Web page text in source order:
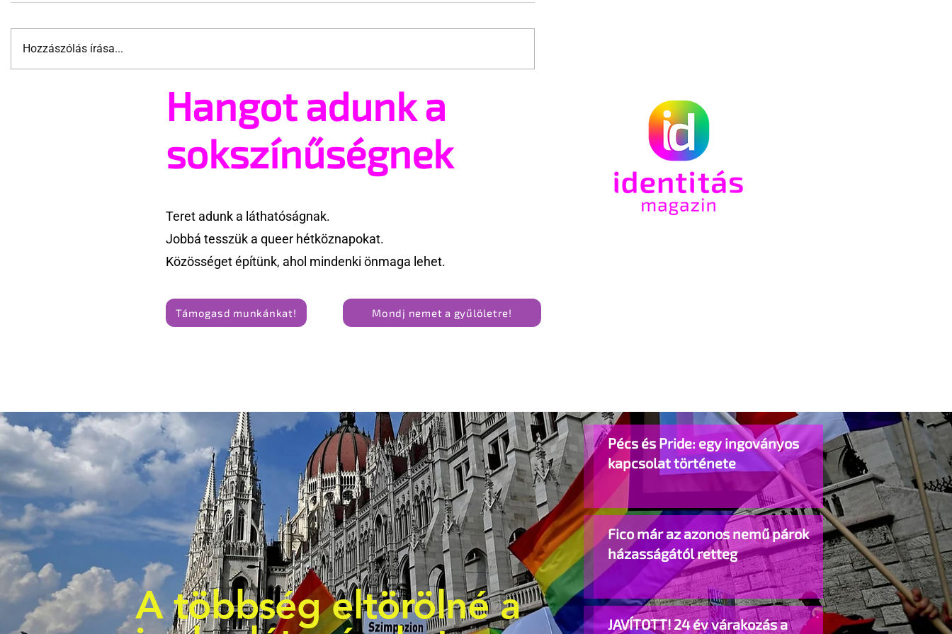
A HIV-fertőzést is bevállalná,
Sötétszobákat
megszégyenítő kihívás hódit
a TikTokon
Hozzászólás írása...
Hangot adunk a
sokszínűségnek
Teret adunk a láthatóságnak.
Jobbá tesszük a queer hétköznapokat.
Közösséget építünk, ahol mindenki önmaga lehet.
Támogasd munkánkat! Mondj nemet a gyűlöletre!
A többség eltörölné a
Pécs és Pride: egy ingoványos
kapcsolat története
Fico már az azonos nemű párok
házasságától retteg
JAVÍTOTT! 24 év várakozás a